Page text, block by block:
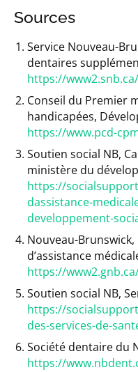
Sources
Service Nouveau-
dentaires
https://
Conseil du Premier
handicapées,
https://www.pcd-
Soutien social NB,
ministère du
https://
dassistance-
developpement-
Nouveau-
d’assistance
https://
Soutien social NB,
https://
des-services-de-
Société dentaire du
https://